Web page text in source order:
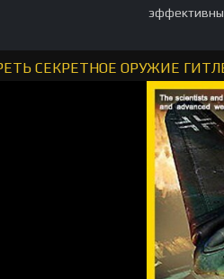
СЕКРЕТНОЕ ОРУЖИЕ